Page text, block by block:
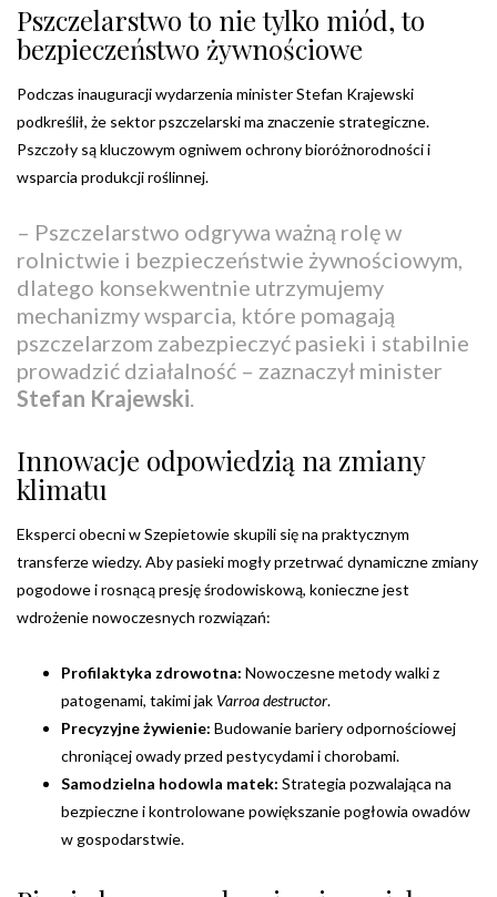
Pszczelarstwo to nie tylko miód, to
bezpieczeństwo żywnościowe
Podczas inauguracji wydarzenia minister Stefan Krajewski
podkreślił, że sektor pszczelarski ma znaczenie strategiczne.
Pszczoły są kluczowym ogniwem ochrony bioróżnorodności i
wsparcia produkcji roślinnej.
– Pszczelarstwo odgrywa ważną rolę w
rolnictwie i bezpieczeństwie żywnościowym,
dlatego konsekwentnie utrzymujemy
mechanizmy wsparcia, które pomagają
pszczelarzom zabezpieczyć pasieki i stabilnie
prowadzić działalność – zaznaczył minister
Stefan Krajewski.
Innowacje odpowiedzią na zmiany
klimatu
Eksperci obecni w Szepietowie skupili się na praktycznym
transferze wiedzy. Aby pasieki mogły przetrwać dynamiczne zmiany
pogodowe i rosnącą presję środowiskową, konieczne jest
wdrożenie nowoczesnych rozwiązań:
Profilaktyka zdrowotna: Nowoczesne metody walki z
patogenami, takimi jak Varroa destructor.
Precyzyjne żywienie: Budowanie bariery odpornościowej
chroniącej owady przed pestycydami i chorobami.
Samodzielna hodowla matek: Strategia pozwalająca na
bezpieczne i kontrolowane powiększanie pogłowia owadów
w gospodarstwie.